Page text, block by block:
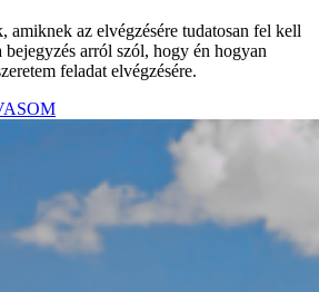
amiknek az elvégzésére tudatosan fel kell
bejegyzés arról szól, hogy én hogyan
feladat elvégzésére.